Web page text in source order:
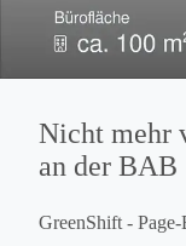
Nicht mehr
an der
GreenShift -